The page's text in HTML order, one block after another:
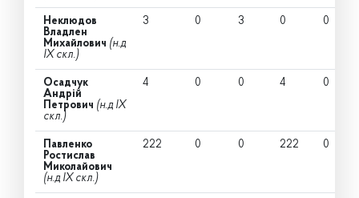
Неклюдов
Владлен
Михайлович (н.д
IX скл.)
3 0 3 0 0
Осадчук
Андрій
Петрович (н.д IX
скл.)
4 0 0 4 0
Павленко
Ростислав
Миколайович
(н.д IX скл.)
222 0 0 222 0